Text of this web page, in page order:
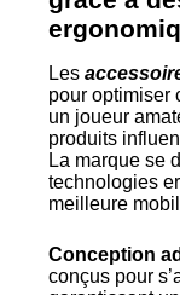
Les
pour optimiser
un joueur
produits
La marque se
technologies
meilleure
Conception
conçus pour